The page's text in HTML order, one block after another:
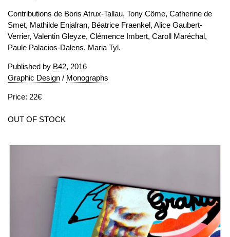
Contributions de Boris Atrux-Tallau, Tony Côme, Catherine de
Smet, Mathilde Enjalran, Béatrice Fraenkel, Alice Gaubert-
Verrier, Valentin Gleyze, Clémence Imbert, Caroll Maréchal,
Paule Palacios-Dalens, Maria Tyl.
Published by B42, 2016
Graphic Design / Monographs
Price: 22€
OUT OF STOCK